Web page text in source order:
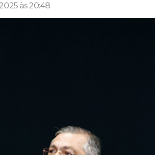
às 20:48